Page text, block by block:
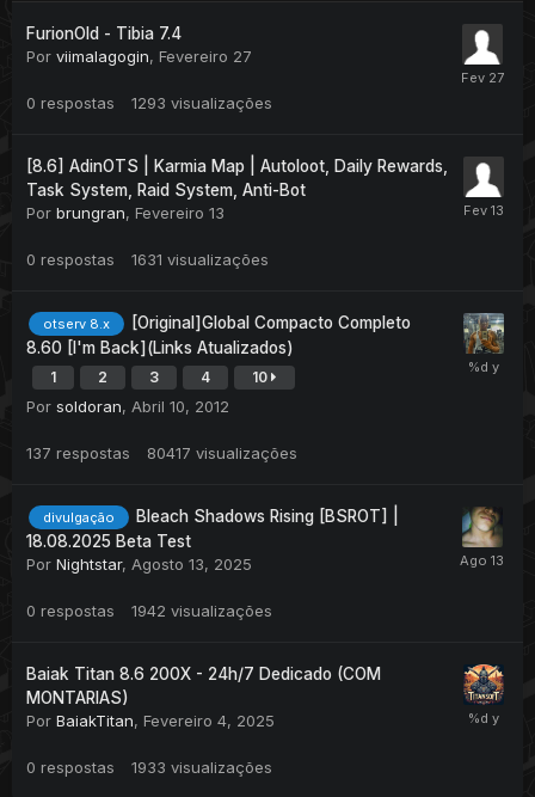
FurionOld - Tibia 7.4
Por viimalagogin, Fevereiro 27
0 respostas 1293 visualizações
[8.6] AdinOTS | Karmia Map | Autoloot, Daily Rewards,
Task System, Raid System, Anti-Bot
Por brungran, Fevereiro 13
0 respostas 1631 visualizações
otserv 8.x
[Original]Global Compacto Completo
8.60 [I'm Back](Links Atualizados)
1 2 3 4 10
Por soldoran, Abril 10, 2012
137 respostas 80417 visualizações
divulgação
Bleach Shadows Rising [BSROT] |
18.08.2025 Beta Test
Por Nightstar, Agosto 13, 2025
0 respostas 1942 visualizações
Baiak Titan 8.6 200X - 24h/7 Dedicado (COM
MONTARIAS)
Por BaiakTitan, Fevereiro 4, 2025
0 respostas 1933 visualizações